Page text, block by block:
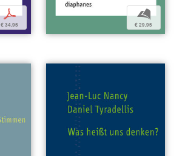
p
€ 34,95
b
€ 29,95